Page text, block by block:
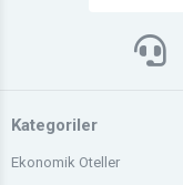
Kategoriler
Ekonomik Oteller